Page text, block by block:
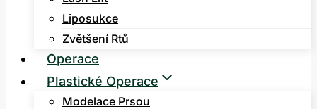
Liposukce
Zvětšení Rtů
Operace
Plastické Operace
Modelace Prsou